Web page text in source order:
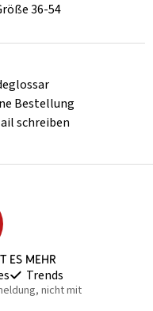
36-54
Bestellung
schreiben
es mehr
Trends
nicht mit